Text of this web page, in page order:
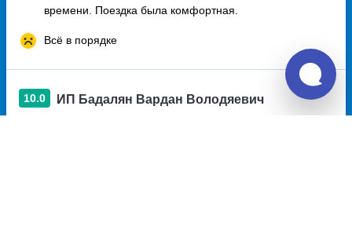
времени. Поездка была комфортная.
Всё в порядке
10.0 ИП Бадалян Вардан Володяевич